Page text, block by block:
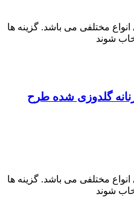
مختلفی می باشد. گزینه ها
شوند
زنانه گلدوزی شده طرح
مختلفی می باشد. گزینه ها
شوند